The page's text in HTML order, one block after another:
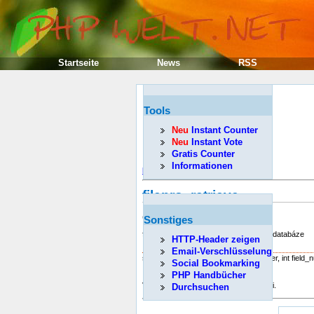
Předcházející
filepro_retrieve
(PHP 3, PHP 4, PHP 5)
filepro_retrieve -- Získat data z filePro databáze
Popis
string filepro_retrieve ( int row_number, int
Vrátí data z určeného místa v databázi.
Tools
Neu Instant Counter
Neu Instant Vote
Gratis Counter
Informationen
Sonstiges
HTTP-Header zeigen
Email-Verschlüsselung
Social Bookmarking
PHP Handbücher
Durchsuchen
Startseite News RSS